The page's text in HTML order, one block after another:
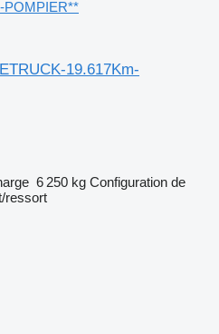
POMPIER**
19.617Km-
6 250 kg Configuration de
ressort